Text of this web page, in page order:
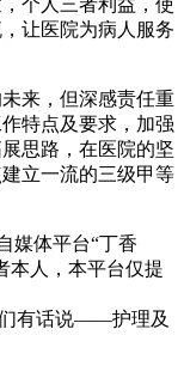
个人三者利益，使
让医院为病人服务
来，但深感责任重
特点及要求，加强
思路，在医院的坚
立一流的三级甲等
媒体平台“丁香
本人，本平台仅提
们有话说——护理及